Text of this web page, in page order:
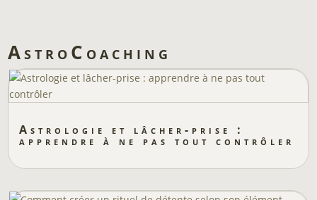
AstroCoaching
Astrologie et lâcher-prise :
apprendre à ne pas tout contrôler